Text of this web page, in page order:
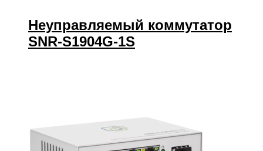
Неуправляемый коммутатор
SNR-S1904G-1S